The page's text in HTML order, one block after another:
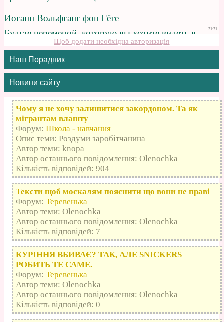
Щоб додати необхідна авторизація
Наш Порадник
Новини сайту
Чому я не хочу залишитися закордоном. Та як
мігрантам влашту
Форум: Школа - навчання
Опис теми: Роздуми заробітчанина
Автор теми: knopa
Автор останнього повідомлення: Olenochka
Кількість відповідей: 904
Тексти щоб москалям пояснити що вони не праві
Форум: Теревенька
Автор теми: Olenochka
Автор останнього повідомлення: Olenochka
Кількість відповідей: 7
КУРІННЯ ВБИВАЄ? ТАК, АЛЕ SNICKERS
РОБИТЬ ТЕ САМЕ.
Форум: Теревенька
Автор теми: Olenochka
Автор останнього повідомлення: Olenochka
Кількість відповідей: 0